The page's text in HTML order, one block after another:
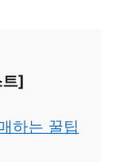
]
하는 꿀팁